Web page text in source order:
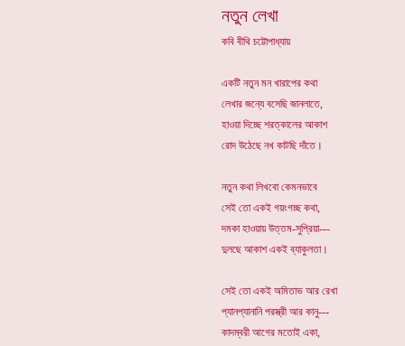
নতুন লেখা
কবি বীথি চট্টোপাধ্যায়
একটি নতুন মন খারাপের কথা
লেখার জন্যে বসেছি জানলাতে,
হাওয়া দিচ্ছে শরত্কালের আকাশ
রোদ উঠেছে নখ কাটছি দাঁতে।
নতুন কথা লিখবো কেমনভাবে
সেই তো একই গয়ংগচ্ছ কথা,
দমকা হাওয়ায় উত্তম-সুপ্রিয়া---
দুলছে আকাশ একই ব্যাকুলতা।
সেই তো একই অমিতাভ আর রেখা
প্যানপ্যানানি পরস্ত্রী আর কানু---
কাদম্বরী আগের মতোই একা,